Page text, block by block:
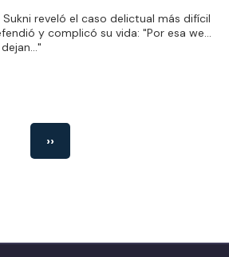
Sukni reveló el caso delictual más difícil
y complicó su vida: "Por esa we...
››